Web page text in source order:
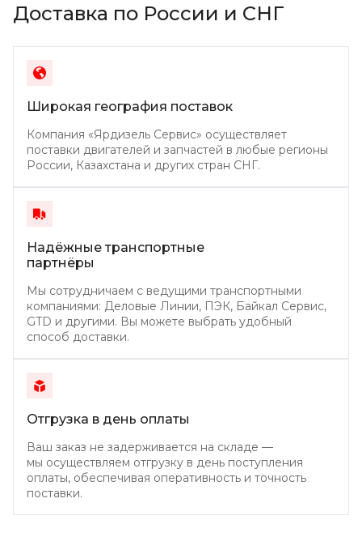
Доставка по России и СНГ
Широкая география поставок
Компания «Ярдизель Сервис» осуществляет
поставки двигателей и запчастей в любые регионы
России, Казахстана и других стран СНГ.
Надёжные транспортные
партнёры
Мы сотрудничаем с ведущими транспортными
компаниями: Деловые Линии, ПЭК, Байкал Сервис,
GTD и другими. Вы можете выбрать удобный
способ доставки.
Отгрузка в день оплаты
Ваш заказ не задерживается на складе —
мы осуществляем отгрузку в день поступления
оплаты, обеспечивая оперативность и точность
поставки.